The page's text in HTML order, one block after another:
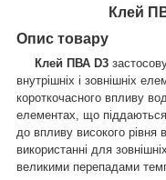
Клей
Опис товару
Клей ПВА D3
внутрішніх і зовнішніх
короткочасного впливу
елементах, що піддаються
до впливу високого рівня
використанні для
великими перепадами